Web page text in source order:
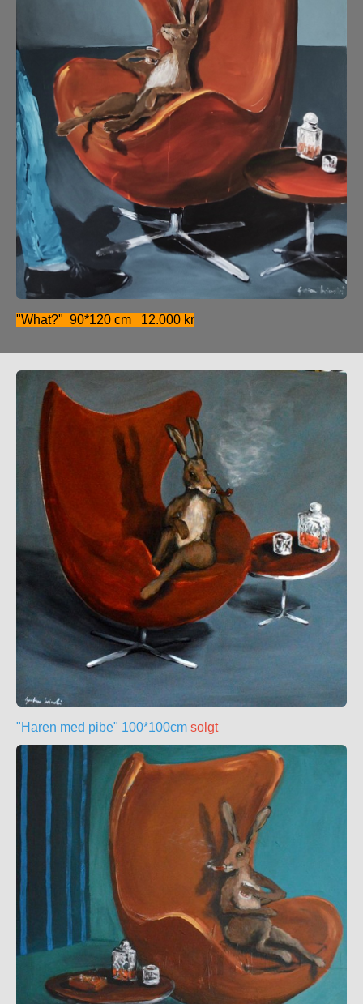
"What?" 90*120 cm 12.000 kr
"Haren med pibe" 100*100cm solgt